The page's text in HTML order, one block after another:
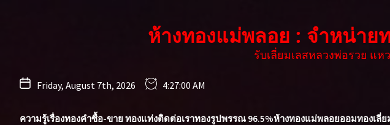
ห้างทองแม่พลอย : จำหน่าย
รับเลี่ยมเลสหลวงพ่อรวย แ
Friday, August 7th, 2026 4:27:02 AM
ความรู้เรื่องทองคำซื้อ-ขาย ทองแท่งติดต่อเราทองรูปพรรณ 96.5%ห้างทองแม่พลอยออมทองเลี่